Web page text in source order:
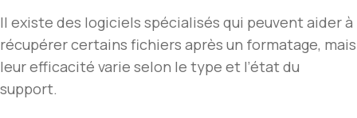
Il existe des logiciels spécialisés qui peuvent aider à
récupérer certains fichiers après un formatage, mais
leur efficacité varie selon le type et l’état du
support.